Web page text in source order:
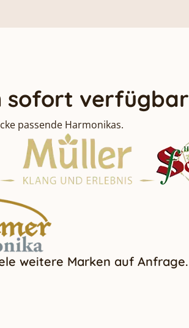
sofort verfügbar
passende Harmonikas.
weitere Marken auf Anfrage.